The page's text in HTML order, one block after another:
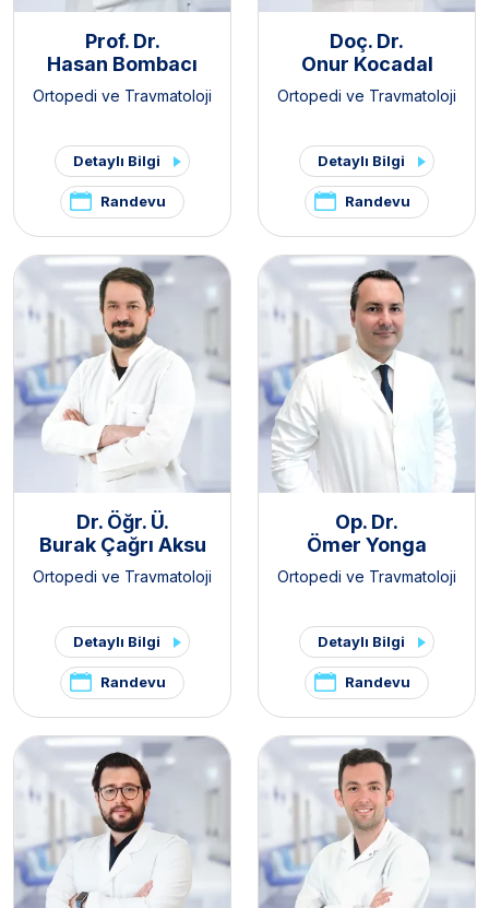
Prof. Dr.
Hasan Bombacı
Ortopedi ve Travmatoloji
Detaylı Bilgi
Randevu
Doç. Dr.
Onur Kocadal
Ortopedi ve Travmatoloji
Detaylı Bilgi
Randevu
Dr. Öğr. Ü.
Burak Çağrı Aksu
Ortopedi ve Travmatoloji
Detaylı Bilgi
Randevu
Op. Dr.
Ömer Yonga
Ortopedi ve Travmatoloji
Detaylı Bilgi
Randevu